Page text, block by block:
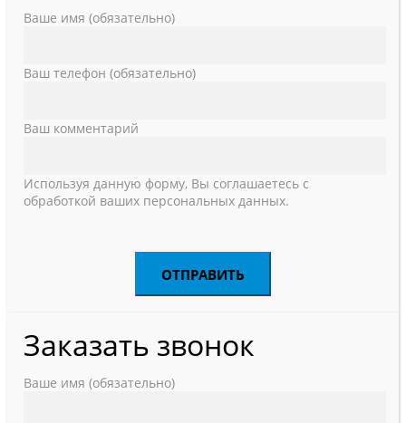
Ваше имя (обязательно)
Ваш телефон (обязательно)
Ваш комментарий
Используя данную форму, Вы соглашаетесь с
обработкой ваших персональных данных.
Заказать звонок
Ваше имя (обязательно)